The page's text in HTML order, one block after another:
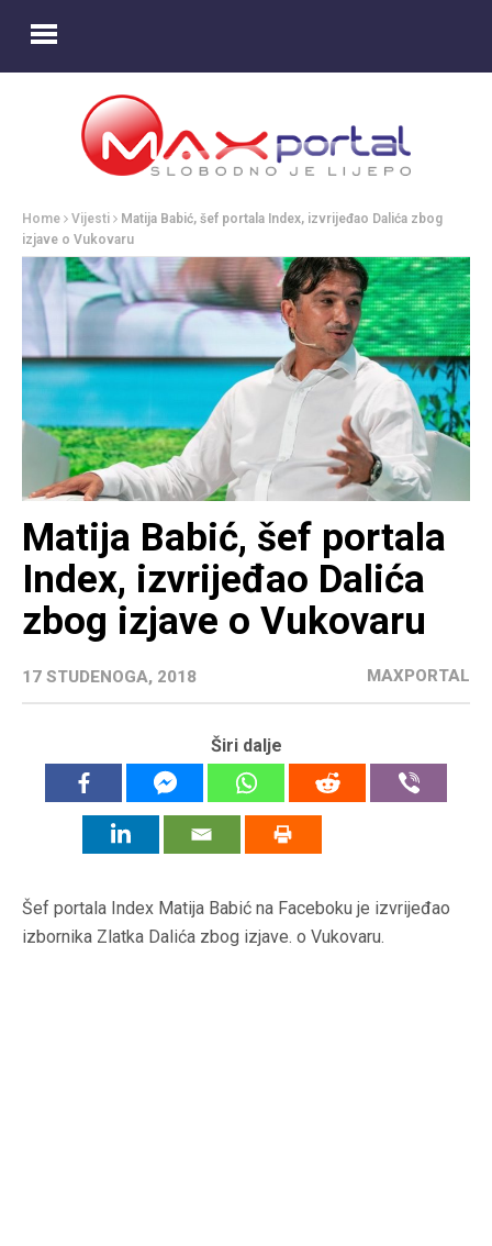
Home Vijesti
Matija Babić, šef portala Index, izvrijeđao Dalića zbog
izjave o Vukovaru
Matija Babić, šef portala
Index, izvrijeđao Dalića
zbog izjave o Vukovaru
17 STUDENOGA, 2018 MAXPORTAL
Širi dalje
Šef portala Index Matija Babić na Faceboku je izvrijeđao
izbornika Zlatka Dalića zbog izjave. o Vukovaru.